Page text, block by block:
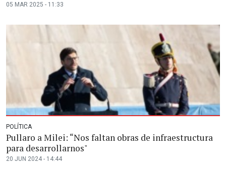
05 MAR 2025 - 11:33
POLÍTICA
Pullaro a Milei: “Nos faltan obras de infraestructura
para desarrollarnos"
20 JUN 2024 - 14:44